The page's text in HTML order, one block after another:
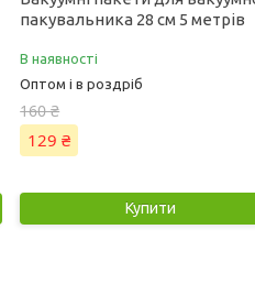
пакувальника 28 см 5 метрів
В наявності
Оптом і в роздріб
160 ₴
129 ₴
Купити